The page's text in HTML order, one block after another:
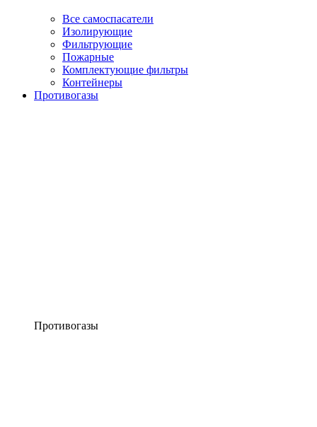
Все самоспасатели
Изолирующие
Фильтрующие
Пожарные
Комплектующие фильтры
Контейнеры
Противогазы
Противогазы